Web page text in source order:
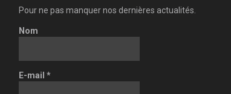
Pour ne pas manquer nos dernières actualités.
Nom
E-mail *